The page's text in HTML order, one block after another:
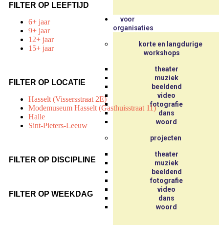
voor
organisaties
korte en langdurige
workshops
theater
muziek
beeldend
video
fotografie
dans
woord
projecten
theater
muziek
beeldend
fotografie
video
dans
woord
FILTER OP LEEFTIJD
6+ jaar
9+ jaar
12+ jaar
15+ jaar
FILTER OP LOCATIE
Hasselt (Vissersstraat 2E)
Modemuseum Hasselt (Gasthuisstraat 11)
Halle
Sint-Pieters-Leeuw
FILTER OP DISCIPLINE
FILTER OP WEEKDAG